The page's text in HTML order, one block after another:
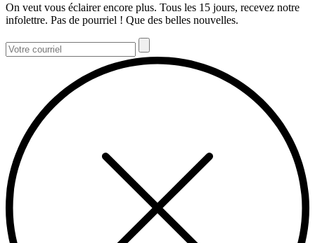
On veut vous éclairer encore plus. Tous les 15 jours, recevez notre
infolettre. Pas de pourriel ! Que des belles nouvelles.